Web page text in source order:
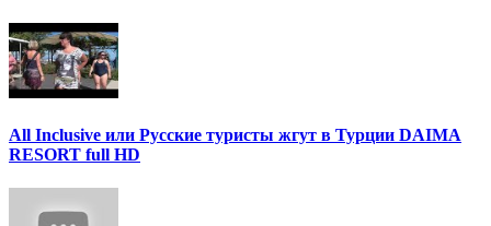
All Inclusive или Русские туристы жгут в Турции DAIMA
RESORT full HD